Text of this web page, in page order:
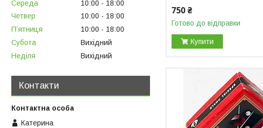
750 ₴
Готово до відправки
Купити
Середа
10:00
18:00
Четвер
10:00
18:00
Пʼятниця
10:00
18:00
Субота
Вихідний
Неділя
Вихідний
Контакти
Катерина